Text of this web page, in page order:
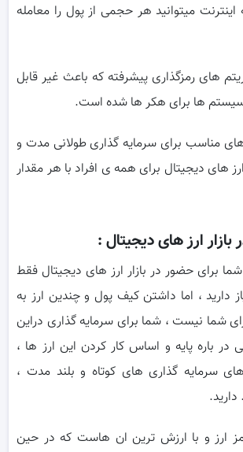
میتوانید هر حجمی از پول را معامله
های رمزگذاری پیشرفته که باعث غیر قابل
ها برای هکر ها شده است.
مناسب برای سرمایه گذاری طولانی مدت و
های دیجیتال برای همه ی افراد با هر مقدار
ارز های دیجیتال :
برای حضور در بازار ارز های دیجیتال فقط
دارید ، اما داشتن کیف پول و چندین ارز به
شما نیست ، شما برای سرمایه گذاری دراین
در باره پایه و اساس کار کردن این ارز ها ،
سرمایه گذاری های کوتاه و بلند مدت ،
ارز و با ارزش ترین ان هاست که در حین